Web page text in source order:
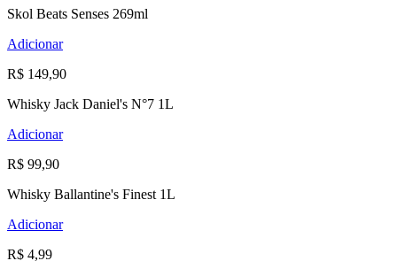
Skol Beats Senses 269ml
Adicionar
R$ 149,90
Whisky Jack Daniel's N°7 1L
Adicionar
R$ 99,90
Whisky Ballantine's Finest 1L
Adicionar
R$ 4,99